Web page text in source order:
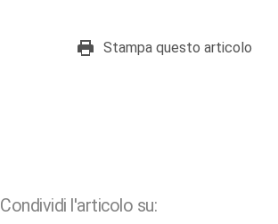
Stampa questo articolo
Condividi l'articolo su: